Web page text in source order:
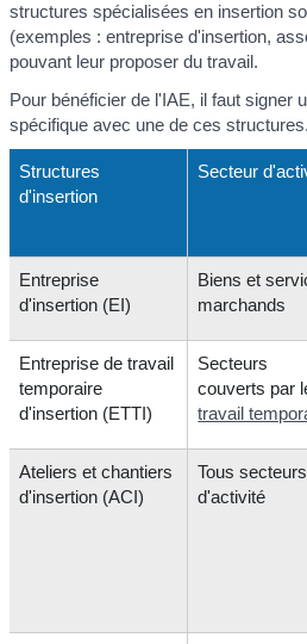
structures spécialisées en insertion
(exemples : entreprise d'insertion,
pouvant leur proposer du travail.
Pour bénéficier de l'IAE, il faut signer
spécifique avec une de ces structures.
Structures
d'insertion
Secteur
Entreprise
d'insertion (EI)
Biens et
marchands
Entreprise de travail
temporaire
d'insertion (ETTI)
Secteurs
couverts par
travail
Ateliers et chantiers
d'insertion (ACI)
Tous secteurs
d'activité